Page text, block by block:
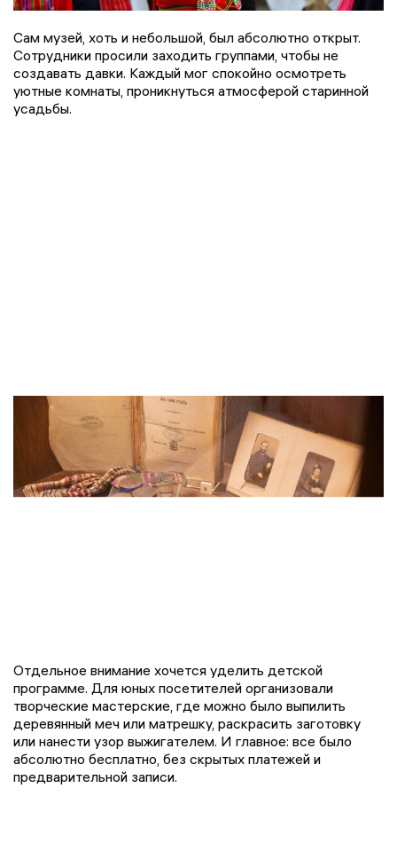
Сам музей, хоть и небольшой, был абсолютно открыт.
Сотрудники просили заходить группами, чтобы не
создавать давки. Каждый мог спокойно осмотреть
уютные комнаты, проникнуться атмосферой старинной
усадьбы.
Отдельное внимание хочется уделить детской
программе. Для юных посетителей организовали
творческие мастерские, где можно было выпилить
деревянный меч или матрешку, раскрасить заготовку
или нанести узор выжигателем. И главное: все было
абсолютно бесплатно, без скрытых платежей и
предварительной записи.